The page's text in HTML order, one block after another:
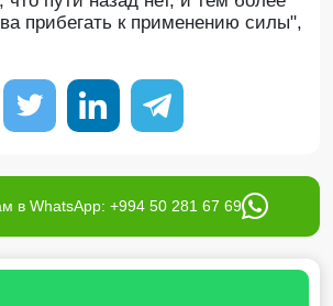
прибегать к применению силы",
в WhatsApp: +994 50 281 67 69